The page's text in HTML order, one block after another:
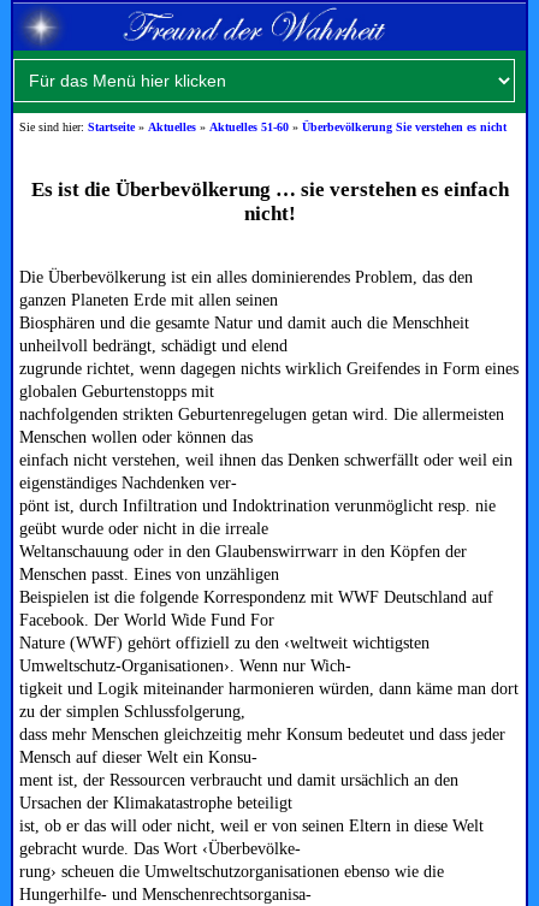
Sie sind hier:Startseite» Aktuelles » Aktuelles 51-60 »Überbevölkerung Sie verstehen es nicht
Es ist die Überbevölkerung … sie verstehen es einfach
nicht!
Die Überbevölkerung ist ein alles dominierendes Problem, das den
ganzen Planeten Erde mit allen seinen
Biosphären und die gesamte Natur und damit auch die Menschheit
unheilvoll bedrängt, schädigt und elend
zugrunde richtet, wenn dagegen nichts wirklich Greifendes in Form eines
globalen Geburtenstopps mit
nachfolgenden strikten Geburtenregelugen getan wird. Die allermeisten
Menschen wollen oder können das
einfach nicht verstehen, weil ihnen das Denken schwerfällt oder weil ein
eigenständiges Nachdenken ver-
pönt ist, durch Infiltration und Indoktrination verunmöglicht resp. nie
geübt wurde oder nicht in die irreale
Weltanschauung oder in den Glaubenswirrwarr in den Köpfen der
Menschen passt. Eines von unzähligen
Beispielen ist die folgende Korrespondenz mit WWF Deutschland auf
Facebook. Der World Wide Fund For
Nature (WWF) gehört offiziell zu den ‹weltweit wichtigsten
Umweltschutz-Organisationen›. Wenn nur Wich-
tigkeit und Logik miteinander harmonieren würden, dann käme man dort
zu der simplen Schlussfolgerung,
dass mehr Menschen gleichzeitig mehr Konsum bedeutet und dass jeder
Mensch auf dieser Welt ein Konsu-
ment ist, der Ressourcen verbraucht und damit ursächlich an den
Ursachen der Klimakatastrophe beteiligt
ist, ob er das will oder nicht, weil er von seinen Eltern in diese Welt
gebracht wurde. Das Wort ‹Überbevölke-
rung› scheuen die Umweltschutzorganisationen ebenso wie die
Hungerhilfe- und Menschenrechtsorganisa-